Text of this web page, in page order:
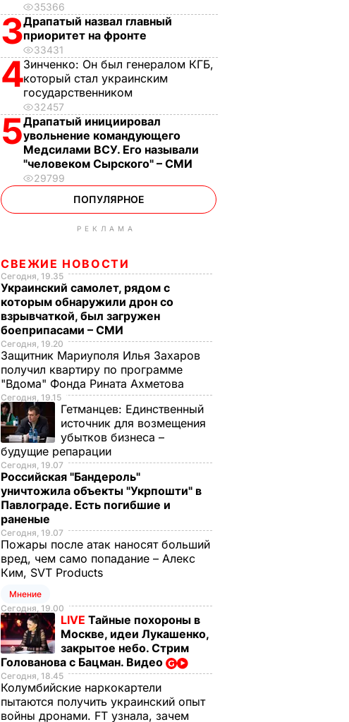
35366
3Драпатый назвал главный
приоритет на фронте
33431
4Зинченко: Он был генералом КГБ,
который стал украинским
государственником
32457
5Драпатый инициировал
увольнение командующего
Медсилами ВСУ. Его называли
"человеком Сырского" – СМИ
29799
ПОПУЛЯРНОЕ
РЕКЛАМА
СВЕЖИЕ НОВОСТИ
Сегодня, 19.35
Украинский самолет, рядом с
которым обнаружили дрон со
взрывчаткой, был загружен
боеприпасами – СМИ
Сегодня, 19.20
Защитник Мариуполя Илья Захаров
получил квартиру по программе
"Вдома" Фонда Рината Ахметова
Сегодня, 19.15
Гетманцев: Единственный
источник для возмещения
убытков бизнеса –
будущие репарации
Сегодня, 19.07
Российская "Бандероль"
уничтожила объекты "Укрпошти" в
Павлограде. Есть погибшие и
раненые
Сегодня, 19.07
Пожары после атак наносят больший
вред, чем само попадание – Алекс
Ким, SVT Products
Мнение
Сегодня, 19.00
LIVE Тайные похороны в
Москве, идеи Лукашенко,
закрытое небо. Стрим
Голованова с Бацман. Видео
Сегодня, 18.45
Колумбийские наркокартели
пытаются получить украинский опыт
войны дронами. FT узнала, зачем